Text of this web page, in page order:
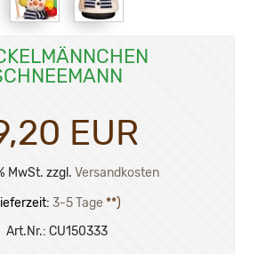
EUR
MwSt. zzgl. Versandkosten
3-5 Tage **)
Art.Nr.: CU150333